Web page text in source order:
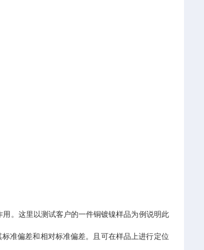
。这里以测试客户的一件铜镀镍样品为例说明此
准偏差和相对标准偏差。且可在样品上进行定位